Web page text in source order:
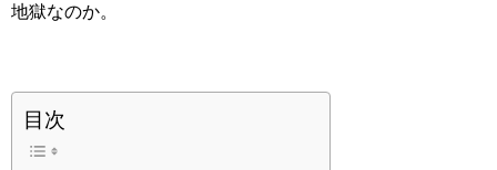
地獄なのか。
目次